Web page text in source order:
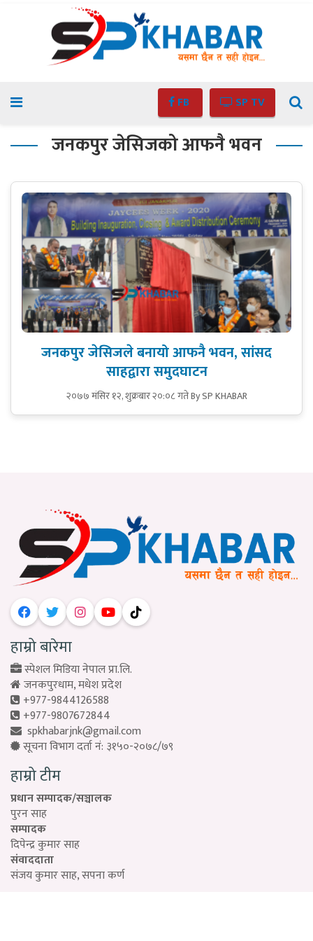
FB SP TV
जनकपुर जेसिजको आफनै भवन
जनकपुर जेसिजले बनायो आफनै भवन, सांसद
साहद्वारा समुदघाटन
२०७७ मंसिर १२, शुक्रबार २०:०८ गतेBy SP KHABAR
हाम्रो बारेमा
स्पेशल मिडिया नेपाल प्रा.लि.
जनकपुरधाम, मधेश प्रदेश
+977-9844126588
+977-9807672844
spkhabarjnk@gmail.com
सूचना विभाग दर्ता नं: ३१५०-२०७८/७९
हाम्रो टीम
प्रधान सम्पादक/सञ्चालक
पुरन साह
सम्पादक
दिपेन्द्र कुमार साह
संवाददाता
संजय कुमार साह, सपना कर्ण